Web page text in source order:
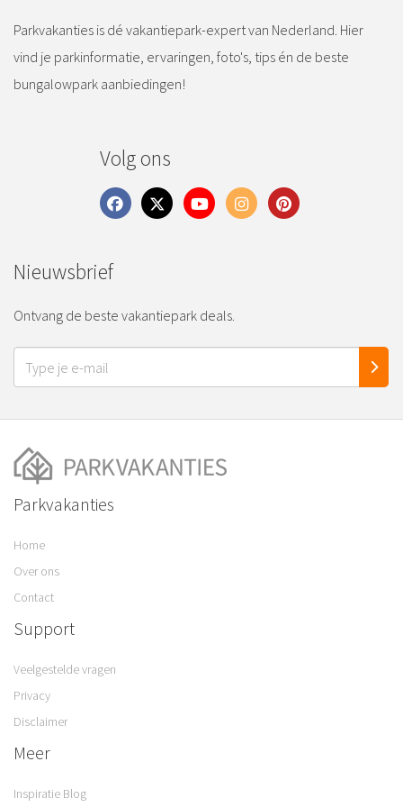
Parkvakanties is dé vakantiepark-expert van Nederland. Hier
vind je parkinformatie, ervaringen, foto's, tips én de beste
bungalowpark aanbiedingen!
Volg ons
Nieuwsbrief
Ontvang de beste vakantiepark deals.
Parkvakanties
Home
Over ons
Contact
Support
Veelgestelde vragen
Privacy
Disclaimer
Meer
Inspiratie Blog